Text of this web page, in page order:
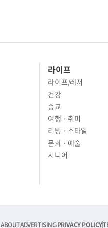
라이프
라이프/레저
건강
종교
여행 · 취미
리빙 · 스타일
문화 · 예술
시니어
ABOUTADVERTISINGPRIVACY POLICY